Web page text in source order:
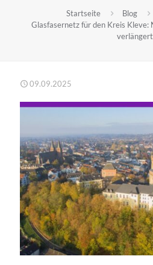
Startseite Blog
Glasfasernetz für den Kreis Kleve:
verlängert
09.09.2025